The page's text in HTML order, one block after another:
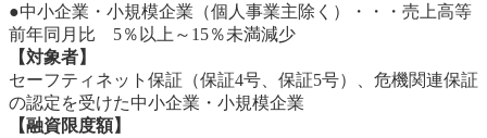
●中小企業・小規模企業（個人事業主除く）・・・売上高等
前年同月比 5％以上～15％未満減少
【対象者】
セーフティネット保証（保証4号、保証5号）、危機関連保証
の認定を受けた中小企業・小規模企業
【融資限度額】